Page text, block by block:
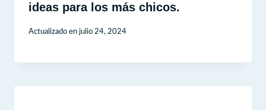
ideas para los más chicos.
Actualizado en julio 24, 2024